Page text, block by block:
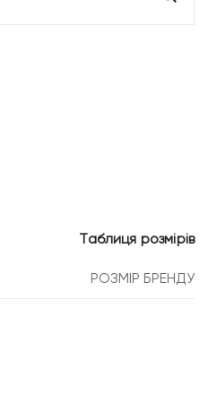
РОЗМІР БРЕНДУ
Таблиця розмірів